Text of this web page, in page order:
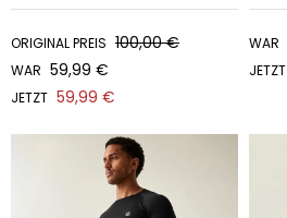
ORIGINAL PREIS 100,00 €
WAR 59,99 €
JETZT 59,99 €
WAR
JETZT